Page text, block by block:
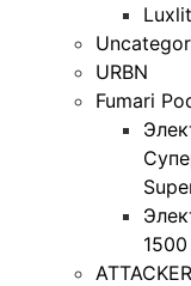
URBN
Fumari
ATTACKER